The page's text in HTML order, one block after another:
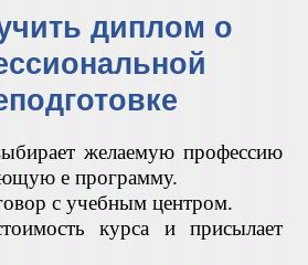
диплом о
желаемую профессию
е программу.
с учебным центром.
курса и присылает